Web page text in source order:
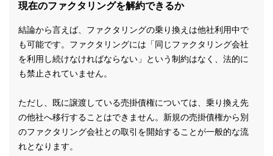
現在のファクタリングを解約できるか
結論から言えば、ファクタリングの乗り換えは他社利用中で
も可能です。ファクタリングには「同じファクタリング会社
を利用し続けなければならない」という制約はなく、法的に
も禁止されていません。
ただし、既に譲渡している売掛債権については、乗り換え先
の他社へ移行することはできません。新規の売掛債権から別
のファクタリング会社との取引を開始することが一般的な流
れとなります。